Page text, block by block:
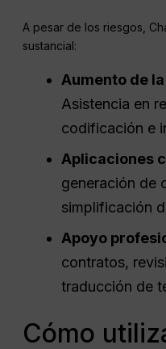
A pesar de los riesgos,
sustancial:
Aumento de
Asistencia en
codificación e
Aplicaciones
generación de
simplificación
Apoyo
contratos,
traducción de
Cómo